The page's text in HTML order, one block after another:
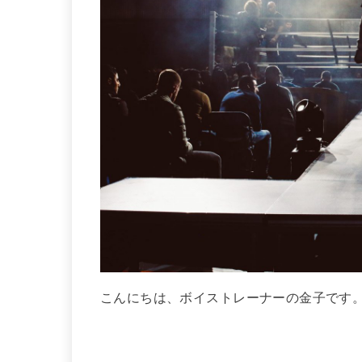
こんにちは、ボイストレーナーの金子です